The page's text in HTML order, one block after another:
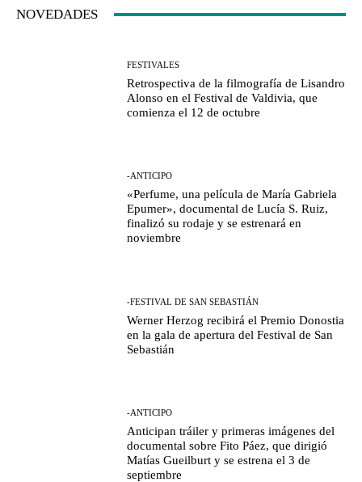
NOVEDADES
FESTIVALES
Retrospectiva de la filmografía de Lisandro
Alonso en el Festival de Valdivia, que
comienza el 12 de octubre
-ANTICIPO
«Perfume, una película de María Gabriela
Epumer», documental de Lucía S. Ruiz,
finalizó su rodaje y se estrenará en
noviembre
-FESTIVAL DE SAN SEBASTIÁN
Werner Herzog recibirá el Premio Donostia
en la gala de apertura del Festival de San
Sebastián
-ANTICIPO
Anticipan tráiler y primeras imágenes del
documental sobre Fito Páez, que dirigió
Matías Gueilburt y se estrena el 3 de
septiembre